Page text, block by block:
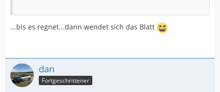
...bis es regnet...dann wendet sich das Blatt
dan
Fortgeschrittener